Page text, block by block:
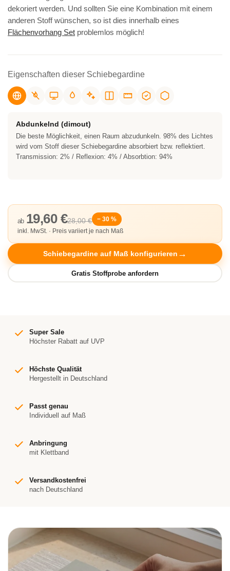
dekoriert werden. Und sollten Sie eine Kombination mit einem
anderen Stoff wünschen, so ist dies innerhalb eines
Flächenvorhang Set problemlos möglich!
Eigenschaften dieser Schiebegardine
Abdunkelnd (dimout)
Die beste Möglichkeit, einen Raum abzudunkeln. 98% des Lichtes
wird vom Stoff dieser Schiebegardine absorbiert bzw. reflektiert.
Transmission: 2% / Reflexion: 4% / Absorbtion: 94%
28,00 €
ab 19,60 €
− 30 %
inkl. MwSt. · Preis variiert je nach Maß
Schiebegardine auf Maß konfigurieren
Super Sale
Höchster Rabatt auf UVP
Höchste Qualität
Hergestellt in Deutschland
Passt genau
Individuell auf Maß
Anbringung
mit Klettband
Versandkostenfrei
nach Deutschland